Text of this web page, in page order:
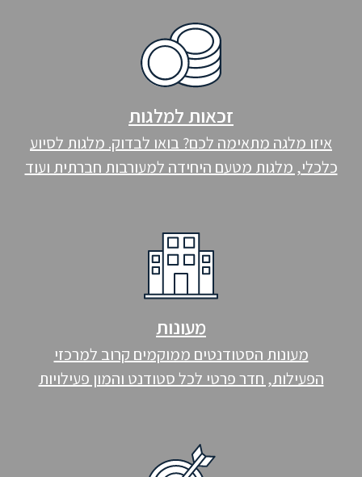
זכאות למלגות
איזו מלגה מתאימה לכם? בואו לבדוק. מלגות לסיוע
כלכלי, מלגות מטעם היחידה למעורבות חברתית ועוד
מעונות
מעונות הסטודנטים ממוקמים קרוב למרכזי
הפעילות, חדר פרטי לכל סטודנט והמון פעילויות